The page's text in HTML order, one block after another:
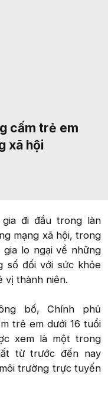
cấm trẻ em
xã hội
đi đầu trong làn
mạng xã hội, trong
lo ngại về những
số đối với sức khỏe
vị thành niên.
bố, Chính phủ
trẻ em dưới 16 tuổi
xem là một trong
từ trước đến nay
trường trực tuyến